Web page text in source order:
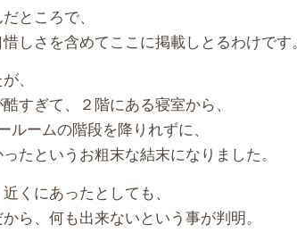
ところで、
しさを含めてここに掲載しとるわけです。
、
すぎて、２階にある寝室から、
ルームの階段を降りれずに、
たというお粗末な結末になりました。
くにあったとしても、
ら、何も出来ないという事が判明。